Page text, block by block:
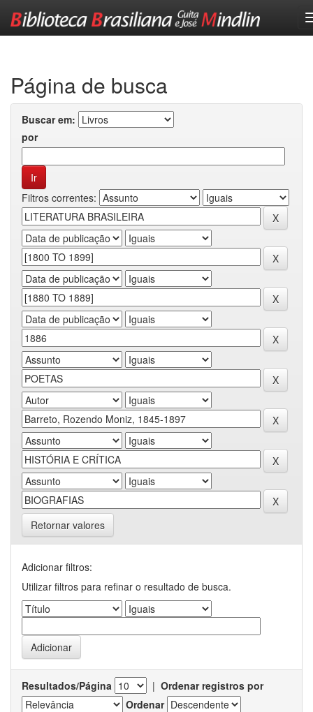
Página de busca
Buscar em:
por
Filtros correntes:
Retornar valores
Adicionar filtros:
Utilizar filtros para refinar o resultado de busca.
Resultados/Página | Ordenar registros por
Ordenar